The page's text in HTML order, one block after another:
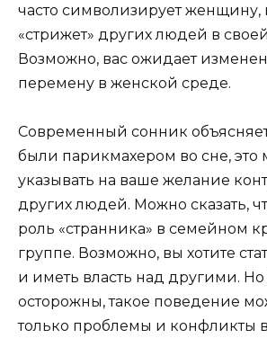
часто символизирует женщину,
«стрижет» других людей в
Возможно, вас ожидает
перемену в женской среде.
Современный сонник
были парикмахером во сне, это
указывать на ваше желание
других людей. Можно сказать,
роль «странника» в семейном
группе. Возможно, вы хотите
и иметь власть над другими. Но
осторожны, такое поведение
только проблемы и конфликты